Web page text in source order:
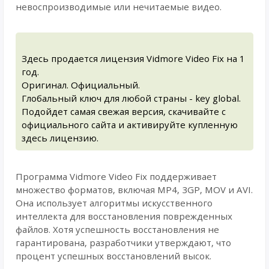
невоспроизводимые или нечитаемые видео.
Здесь продается лицензия Vidmore Video Fix на 1
год.
Оригинал. Официальный.
Глобальный ключ для любой страны - key global.
Подойдет самая свежая версия, скачивайте с
официального сайта и активируйте купленную
здесь лицензию.
Программа Vidmore Video Fix поддерживает
множество форматов, включая MP4, 3GP, MOV и AVI.
Она использует алгоритмы искусственного
интеллекта для восстановления поврежденных
файлов. Хотя успешность восстановления не
гарантирована, разработчики утверждают, что
процент успешных восстановлений высок.